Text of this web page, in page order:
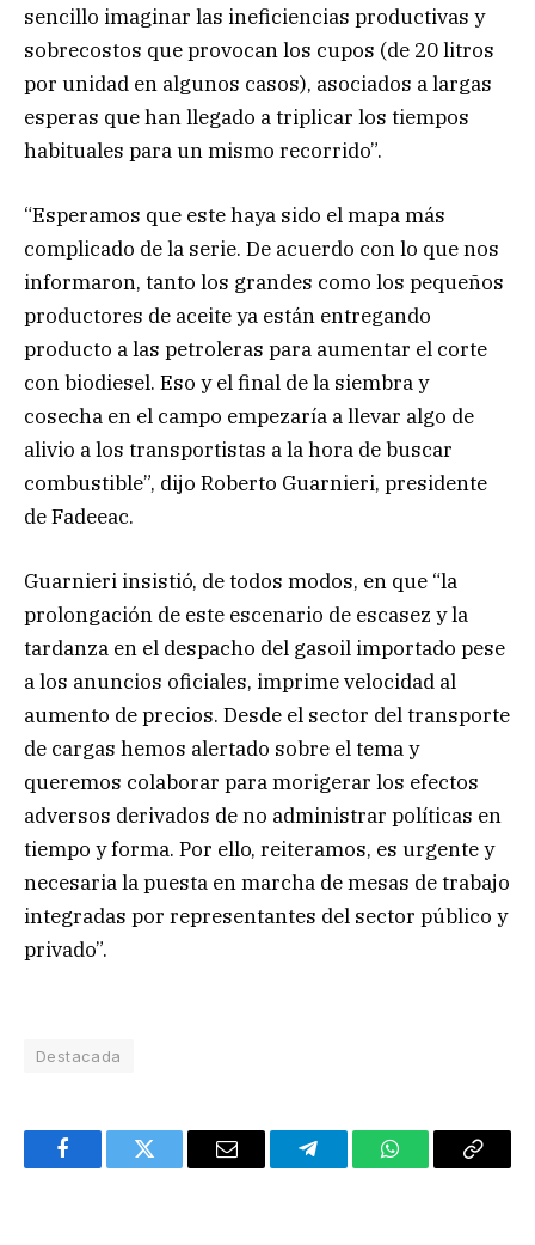
sencillo imaginar las ineficiencias productivas y
sobrecostos que provocan los cupos (de 20 litros
por unidad en algunos casos), asociados a largas
esperas que han llegado a triplicar los tiempos
habituales para un mismo recorrido”.
“Esperamos que este haya sido el mapa más
complicado de la serie. De acuerdo con lo que nos
informaron, tanto los grandes como los pequeños
productores de aceite ya están entregando
producto a las petroleras para aumentar el corte
con biodiesel. Eso y el final de la siembra y
cosecha en el campo empezaría a llevar algo de
alivio a los transportistas a la hora de buscar
combustible”, dijo Roberto Guarnieri, presidente
de Fadeeac.
Guarnieri insistió, de todos modos, en que “la
prolongación de este escenario de escasez y la
tardanza en el despacho del gasoil importado pese
a los anuncios oficiales, imprime velocidad al
aumento de precios. Desde el sector del transporte
de cargas hemos alertado sobre el tema y
queremos colaborar para morigerar los efectos
adversos derivados de no administrar políticas en
tiempo y forma. Por ello, reiteramos, es urgente y
necesaria la puesta en marcha de mesas de trabajo
integradas por representantes del sector público y
privado”.
Destacada
FacebookTwitter Email TelegramWhatsAppCopy